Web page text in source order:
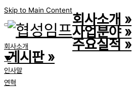
Skip to Main Content
회사소개
▼
인사말
연혁
회사소개 »
사업분야»
주요실적»
게시판»